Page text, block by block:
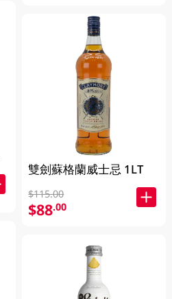
雙劍蘇格蘭威士忌 1LT
$115.00
$88.00